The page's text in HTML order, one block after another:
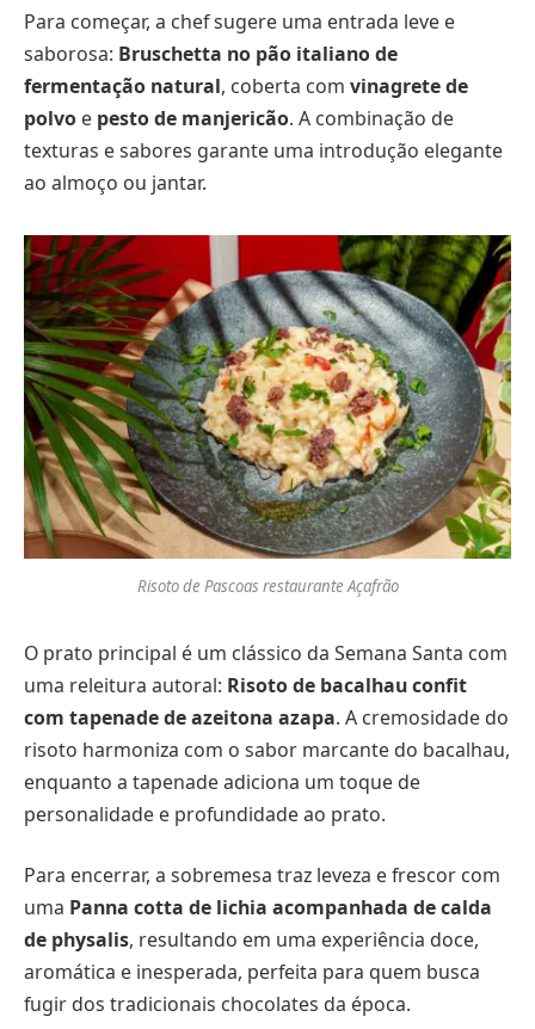
Para começar, a chef sugere uma entrada leve e
saborosa: Bruschetta no pão italiano de
fermentação natural, coberta com vinagrete de
polvo e pesto de manjericão. A combinação de
texturas e sabores garante uma introdução elegante
ao almoço ou jantar.
Risoto de Pascoas restaurante Açafrão
O prato principal é um clássico da Semana Santa com
uma releitura autoral: Risoto de bacalhau confit
com tapenade de azeitona azapa. A cremosidade do
risoto harmoniza com o sabor marcante do bacalhau,
enquanto a tapenade adiciona um toque de
personalidade e profundidade ao prato.
Para encerrar, a sobremesa traz leveza e frescor com
uma Panna cotta de lichia acompanhada de calda
de physalis, resultando em uma experiência doce,
aromática e inesperada, perfeita para quem busca
fugir dos tradicionais chocolates da época.